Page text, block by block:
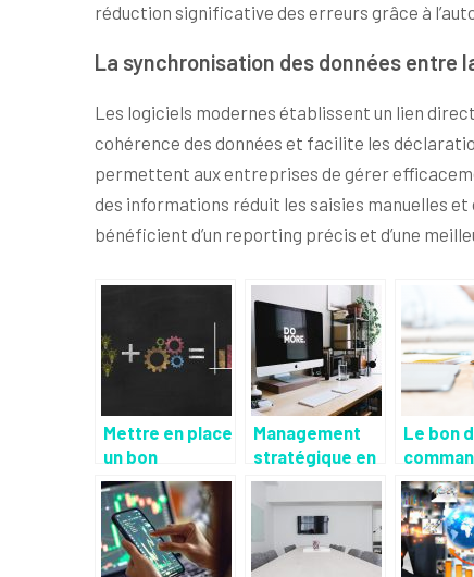
réduction significative des erreurs grâce à
La synchronisation des données entre
Les logiciels modernes établissent un lien
cohérence des données et facilite les
permettent aux entreprises de gérer
des informations réduit les saisies manuelles
bénéficient d’un reporting précis et d’une
Mettre en place
un bon
business plan
Management
stratégique en
entreprise
Le bon
le bon
livraison